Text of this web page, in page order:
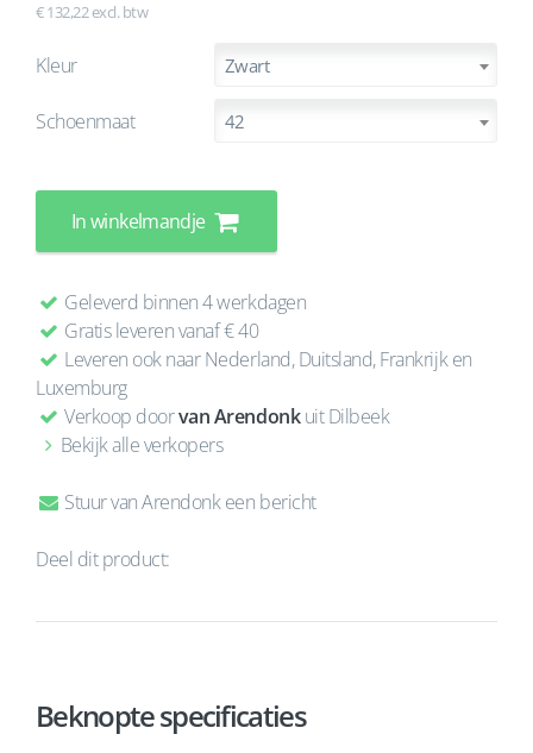
€ 132,22 excl. btw
Kleur Zwart
Schoenmaat 42
In winkelmandje
Geleverd binnen 4 werkdagen
Gratis leveren vanaf € 40
Leveren ook naar Nederland, Duitsland, Frankrijk en
Luxemburg
Verkoop doorvan Arendonkuit Dilbeek
Bekijk alle verkopers
Stuur van Arendonk een bericht
Deel dit product:
Beknopte specificaties